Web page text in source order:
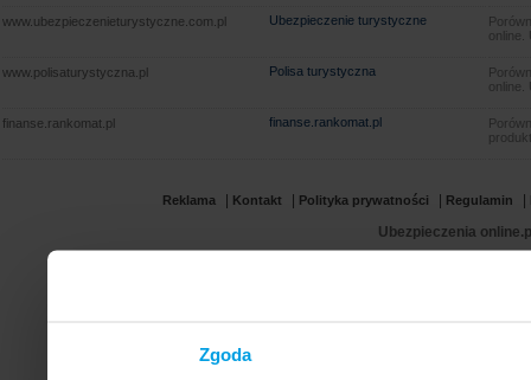
Zgoda
www.ubezpieczenieturystyczne.com.pl Ubezpieczenie turystyczne
www.polisaturystyczna.pl Polisa turystyczna
finanse.rankomat.pl finanse.rankomat.pl
Reklama Kontakt Polityka prywatności Regulamin
Ubezpieczenia